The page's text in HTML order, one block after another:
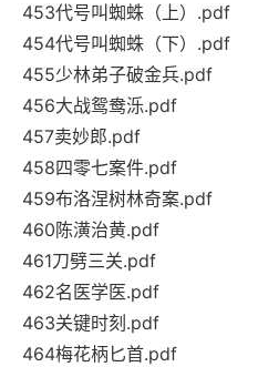
453代号叫蜘蛛（上）.pdf
454代号叫蜘蛛（下）.pdf
455少林弟子破金兵.pdf
456大战鸳鸯泺.pdf
457卖妙郎.pdf
458四零七案件.pdf
459布洛涅树林奇案.pdf
460陈潢治黄.pdf
461刀劈三关.pdf
462名医学医.pdf
463关键时刻.pdf
464梅花柄匕首.pdf